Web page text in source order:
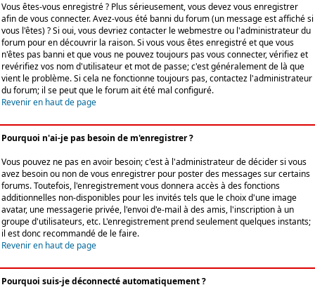
Vous êtes-vous enregistré ? Plus sérieusement, vous devez vous enregistrer
afin de vous connecter. Avez-vous été banni du forum (un message est affiché si
vous l'êtes) ? Si oui, vous devriez contacter le webmestre ou l'administrateur du
forum pour en découvrir la raison. Si vous vous êtes enregistré et que vous
n'êtes pas banni et que vous ne pouvez toujours pas vous connecter, vérifiez et
revérifiez vos nom d'utilisateur et mot de passe; c'est généralement de là que
vient le problème. Si cela ne fonctionne toujours pas, contactez l'administrateur
du forum; il se peut que le forum ait été mal configuré.
Revenir en haut de page
Pourquoi n'ai-je pas besoin de m'enregistrer ?
Vous pouvez ne pas en avoir besoin; c'est à l'administrateur de décider si vous
avez besoin ou non de vous enregistrer pour poster des messages sur certains
forums. Toutefois, l'enregistrement vous donnera accès à des fonctions
additionnelles non-disponibles pour les invités tels que le choix d'une image
avatar, une messagerie privée, l'envoi d'e-mail à des amis, l'inscription à un
groupe d'utilisateurs, etc. L'enregistrement prend seulement quelques instants;
il est donc recommandé de le faire.
Revenir en haut de page
Pourquoi suis-je déconnecté automatiquement ?